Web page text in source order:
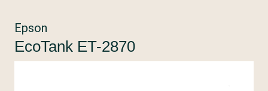
Epson
EcoTank ET-2870